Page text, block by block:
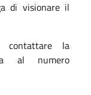
di visionare il
contattare la
al numero